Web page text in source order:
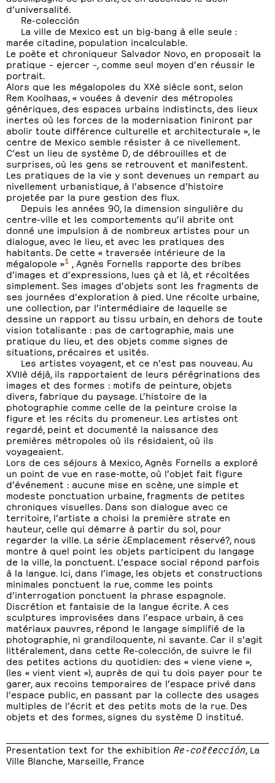
d’universalité.
Re-colección
La ville de Mexico est un big-bang à elle seule :
marée citadine, population incalculable.
Le poète et chroniqueur Salvador Novo, en proposait la
pratique – ejercer –, comme seul moyen d’en réussir le
portrait.
Alors que les mégalopoles du XXè siècle sont, selon
Rem Koolhaas, « vouées à devenir des métropoles
génériques, des espaces urbains indistincts, des lieux
inertes où les forces de la modernisation finiront par
abolir toute différence culturelle et architecturale », le
centre de Mexico semble résister à ce nivellement.
C’est un lieu de système D, de débrouilles et de
surprises, où les gens se retrouvent et manifestent.
Les pratiques de la vie y sont devenues un rempart au
nivellement urbanistique, à l’absence d’histoire
projetée par la pure gestion des flux.
Depuis les années 90, la dimension singulière du
centre-ville et les comportements qu’il abrite ont
donné une impulsion à de nombreux artistes pour un
dialogue, avec le lieu, et avec les pratiques des
habitants. De cette « traversée intérieure de la
mégalopole »1
, Agnès Fornells rapporte des bribes
d’images et d’expressions, lues çà et là, et récoltées
simplement. Ses images d’objets sont les fragments de
ses journées d’exploration à pied. Une récolte urbaine,
une collection, par l’intermédiaire de laquelle se
dessine un rapport au tissu urbain, en dehors de toute
vision totalisante : pas de cartographie, mais une
pratique du lieu, et des objets comme signes de
situations, précaires et usités.
Les artistes voyagent, et ce n’est pas nouveau. Au
XVIIè déjà, ils rapportaient de leurs pérégrinations des
images et des formes : motifs de peinture, objets
divers, fabrique du paysage. L’histoire de la
photographie comme celle de la peinture croise la
figure et les récits du promeneur. Les artistes ont
regardé, peint et documenté la naissance des
premières métropoles où ils résidaient, où ils
voyageaient.
Lors de ces séjours à Mexico, Agnès Fornells a exploré
un point de vue en rase-motte, où l’objet fait figure
d’événement : aucune mise en scène, une simple et
modeste ponctuation urbaine, fragments de petites
chroniques visuelles. Dans son dialogue avec ce
territoire, l’artiste a choisi la première strate en
hauteur, celle qui démarre à partir du sol, pour
regarder la ville. La série ¿Emplacement réservé?, nous
montre à quel point les objets participent du langage
de la ville, la ponctuent. L’espace social répond parfois
à la langue. Ici, dans l’image, les objets et constructions
minimales ponctuent la rue, comme les points
d’interrogation ponctuent la phrase espagnole.
Discrétion et fantaisie de la langue écrite. A ces
sculptures improvisées dans l’espace urbain, à ces
matériaux pauvres, répond le langage simplifié de la
photographie, ni grandiloquente, ni savante. Car il s’agit
littéralement, dans cette Re-colección, de suivre le fil
des petites actions du quotidien: des « viene viene »,
(les « vient vient »), auprès de qui tu dois payer pour te
garer, aux recoins temporaires de l’espace privé dans
l’espace public, en passant par la collecte des usages
multiples de l’écrit et des petits mots de la rue. Des
objets et des formes, signes du système D institué.
Presentation text for the exhibition Re-collección , La
Ville Blanche, Marseille, France